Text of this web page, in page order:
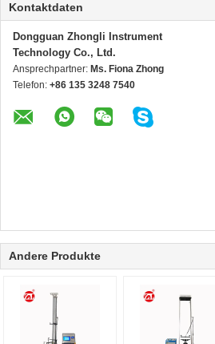
Kontaktdaten
Dongguan Zhongli Instrument
Technology Co., Ltd.
Ansprechpartner: Ms. Fiona Zhong
Telefon: +86 135 3248 7540
Andere Produkte